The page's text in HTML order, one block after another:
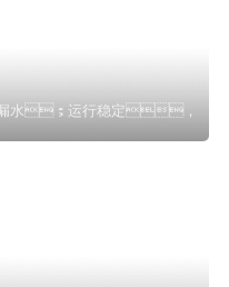
水；运行稳定，